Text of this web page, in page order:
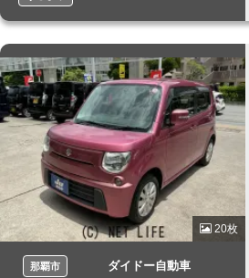
20枚
那覇市 ダイドー自動車